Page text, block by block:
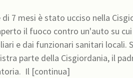
7 mesi è stato ucciso nella
il fuoco contro un'auto su
locali. Secondo il Ministero della Salute dell'Autorità
parte della Cisgiordania, il
rimasti feriti nella sparatoria. Il [continua]